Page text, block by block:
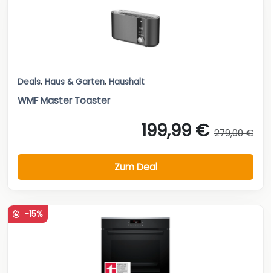
Deals, Haus & Garten, Haushalt
WMF Master Toaster
199,99 € 279,00 €
Zum Deal
-15%